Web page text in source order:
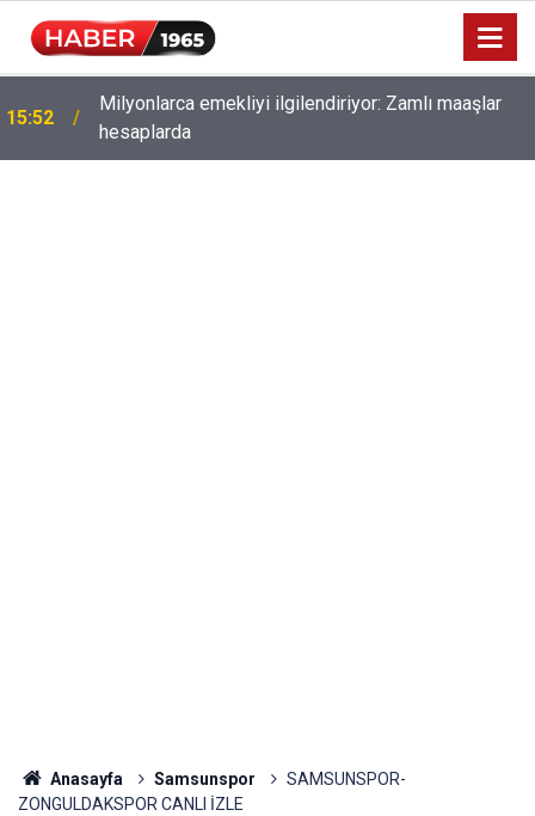
15:52
Milyonlarca emekliyi ilgilendiriyor: Zamlı maaşlar
hesaplarda
Anasayfa Samsunspor
SAMSUNSPOR-
ZONGULDAKSPOR CANLI İZLE